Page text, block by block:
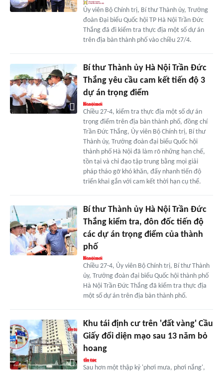
Ủy viên Bộ Chính trị, Bí thư Thành ủy, Trưởng
đoàn Đại biểu Quốc hội TP Hà Nội Trần Đức
Thắng đã đi kiểm tra thực địa một số dự án
trên địa bàn thành phố vào chiều 27/4.
Bí thư Thành ủy Hà Nội Trần Đức
Thắng yêu cầu cam kết tiến độ 3
dự án trọng điểm
Chiều 27-4, kiểm tra thực địa một số dự án
trọng điểm trên địa bàn thành phố, đồng chí
Trần Đức Thắng, Ủy viên Bộ Chính trị, Bí thư
Thành ủy, Trưởng đoàn đại biểu Quốc hội
thành phố Hà Nội đã làm rõ những hạn chế,
tồn tại và chỉ đạo tập trung bằng mọi giải
pháp tháo gỡ khó khăn, đẩy nhanh tiến độ
triển khai gắn với cam kết thời hạn cụ thể.
Bí thư Thành ủy Hà Nội Trần Đức
Thắng kiểm tra, đôn đốc tiến độ
các dự án trọng điểm của thành
phố
Chiều 27-4, Ủy viên Bộ Chính trị, Bí thư Thành
ủy, Trưởng đoàn đại biểu Quốc hội thành phố
Hà Nội Trần Đức Thắng đã kiểm tra thực địa
một số dự án trên địa bàn thành phố.
Khu tái định cư trên 'đất vàng' Cầu
Giấy đổi diện mạo sau 13 năm bỏ
hoang
Sau hơn một thập kỷ 'phơi mưa, phơi nắng',